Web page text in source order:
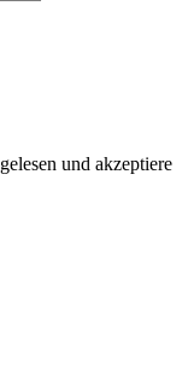
gelesen und akzeptiere